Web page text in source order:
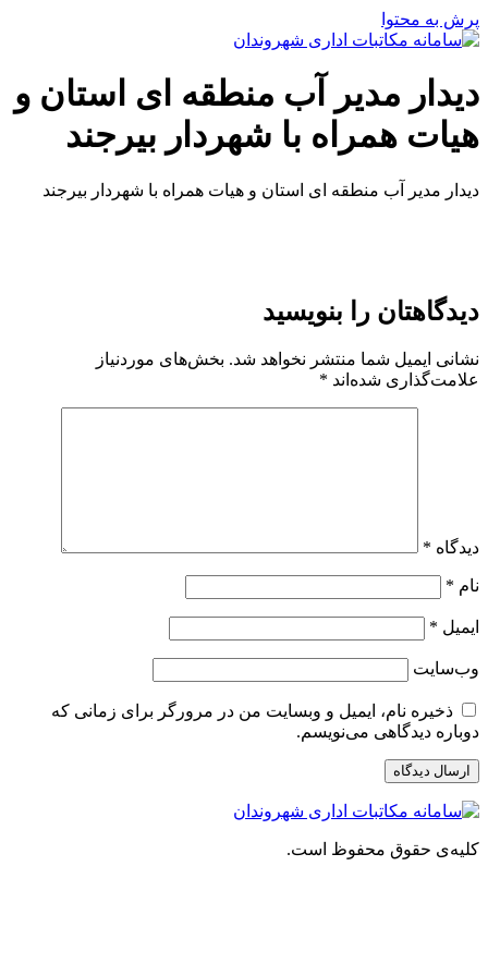
پرش به محتوا
دیدار مدیر آب منطقه ای استان و
هیات همراه با شهردار بیرجند
دیدار مدیر آب منطقه ای استان و هیات همراه با شهردار بیرجند
دیدگاهتان را بنویسید
نشانی ایمیل شما منتشر نخواهد شد. بخش‌های موردنیاز
علامت‌گذاری شده‌اند *
دیدگاه *
نام *
ایمیل *
وب‌سایت
ذخیره نام، ایمیل و وبسایت من در مرورگر برای زمانی که
دوباره دیدگاهی می‌نویسم.
کلیه‌ی حقوق محفوظ است.